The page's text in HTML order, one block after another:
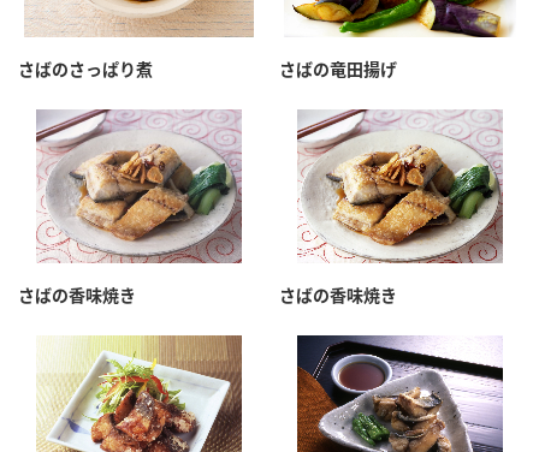
みりん風・料理酒 鍋用調味料
つゆ たれ
スープ 中華
クイック調味料 レモン果汁
ふりかけ おすしの素
商品ブランドサイト
カンタン酢
お酢ドリンク
味ぽん
ぽん酢
かおりの蔵
つゆ
鍋なび
納豆のサイト
企業情報
ミツカングループについて
企業理念
ミツカンを知る
環境への取り組み
水の文化センター（アーカイブ）
採用情報
お客様相談センター
さばのさっぱり煮 さばの竜田揚げ
さばの香味焼き さばの香味焼き